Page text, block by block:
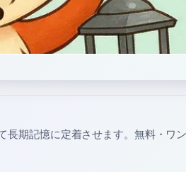
長期記憶に定着させます。無料・ワ